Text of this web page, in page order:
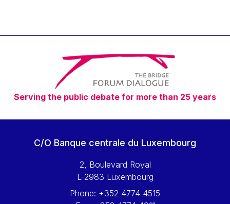
Timothy Radcliffe
Vaclav Klaus
Vassilios Skouris
Vítor Manuel da Silva Caldeira
Viviane Reding
Walter Hagg
Wolfgang Ketterle
Yossi Beillin
Serving the public debate for more than 25 years
C/O Banque centrale du Luxembourg
2, Boulevard Royal
L-2983 Luxembourg
Phone: +352 4774 4515